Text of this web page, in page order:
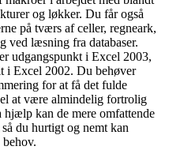
og løkker. Du får også
på tværs af celler, regneark,
ved læsning fra databaser.
udgangspunkt i Excel 2003,
i Excel 2002. Du behøver
for at få det fulde
at være almindelig fortrolig
hjælp kan de mere omfattende
du hurtigt og nemt kan